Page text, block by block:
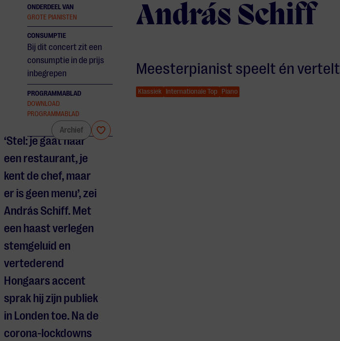
ONDERDEEL VAN
GROTE PIANISTEN
CONSUMPTIE
Bij dit concert zit een
consumptie in de prijs
inbegrepen
PROGRAMMABLAD
DOWNLOAD
PROGRAMMABLAD
András Schiff
Meesterpianist speelt én vertelt
Klassiek Internationale Top Piano
Archief
‘Stel: je gaat naar
een restaurant, je
kent de chef, maar
er is geen menu’, zei
András Schiff. Met
een haast verlegen
stemgeluid en
vertederend
Hongaars accent
sprak hij zijn publiek
in Londen toe. Na de
corona-lockdowns